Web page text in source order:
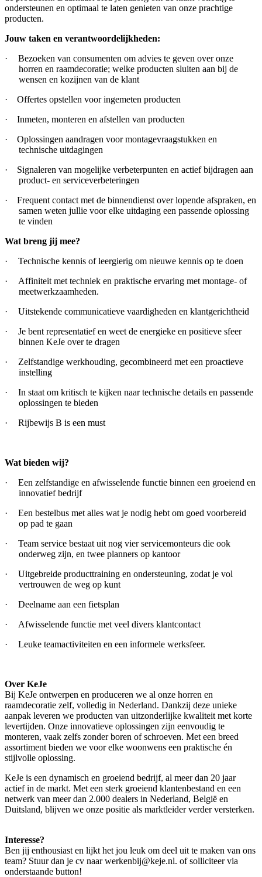
ondersteunen en optimaal te laten genieten van onze prachtige
producten.
Jouw taken en verantwoordelijkheden:
·
Bezoeken van consumenten om advies te geven over onze
horren en raamdecoratie; welke producten sluiten aan bij de
wensen en kozijnen van de klant
·
Offertes opstellen voor ingemeten producten
·
Inmeten, monteren en afstellen van producten
·
Oplossingen aandragen voor montagevraagstukken en
technische uitdagingen
·
Signaleren van mogelijke verbeterpunten en actief bijdragen aan
product- en serviceverbeteringen
·
Frequent contact met de binnendienst over lopende afspraken, en
samen weten jullie voor elke uitdaging een passende oplossing
te vinden
Wat breng jij mee?
·
Technische kennis of leergierig om nieuwe kennis op te doen
·
Affiniteit met techniek en praktische ervaring met montage- of
meetwerkzaamheden.
·
Uitstekende communicatieve vaardigheden en klantgerichtheid
·
Je bent representatief en weet de energieke en positieve sfeer
binnen KeJe over te dragen
·
Zelfstandige werkhouding, gecombineerd met een proactieve
instelling
·
In staat om kritisch te kijken naar technische details en passende
oplossingen te bieden
·
Rijbewijs B is een must
Wat bieden wij?
·
Een zelfstandige en afwisselende functie binnen een groeiend en
innovatief bedrijf
·
Een bestelbus met alles wat je nodig hebt om goed voorbereid
op pad te gaan
·
Team service bestaat uit nog vier servicemonteurs die ook
onderweg zijn, en twee planners op kantoor
·
Uitgebreide producttraining en ondersteuning, zodat je vol
vertrouwen de weg op kunt
·
Deelname aan een fietsplan
·
Afwisselende functie met veel divers klantcontact
·
Leuke teamactiviteiten en een informele werksfeer.
Over KeJe
Bij KeJe ontwerpen en produceren we al onze horren en
raamdecoratie zelf, volledig in Nederland. Dankzij deze unieke
aanpak leveren we producten van uitzonderlijke kwaliteit met korte
levertijden. Onze innovatieve oplossingen zijn eenvoudig te
monteren, vaak zelfs zonder boren of schroeven. Met een breed
assortiment bieden we voor elke woonwens een praktische én
stijlvolle oplossing.
KeJe is een dynamisch en groeiend bedrijf, al meer dan 20 jaar
actief in de markt. Met een sterk groeiend klantenbestand en een
netwerk van meer dan 2.000 dealers in Nederland, België en
Duitsland, blijven we onze positie als marktleider verder versterken.
Interesse?
Ben jij enthousiast en lijkt het jou leuk om deel uit te maken van ons
team? Stuur dan je cv naar werkenbij@keje.nl. of solliciteer via
onderstaande button!